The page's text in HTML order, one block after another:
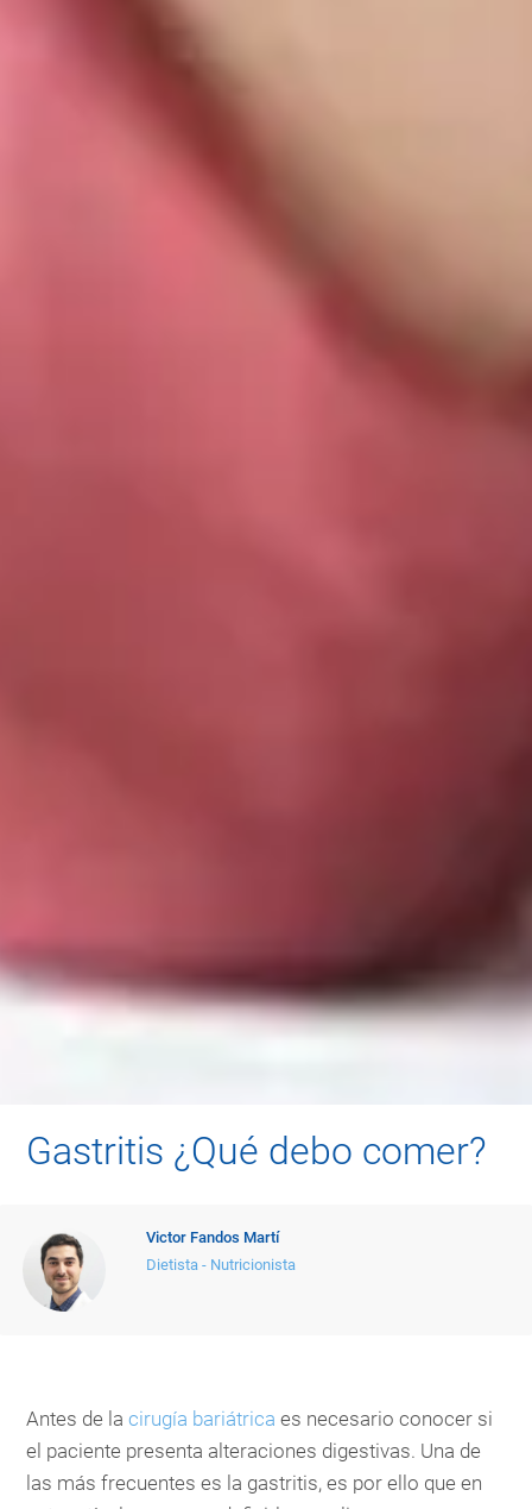
Gastritis ¿Qué debo comer?
Victor Fandos Martí
Dietista - Nutricionista
Antes de la cirugía bariátrica es necesario conocer si
el paciente presenta alteraciones digestivas. Una de
las más frecuentes es la gastritis, es por ello que en